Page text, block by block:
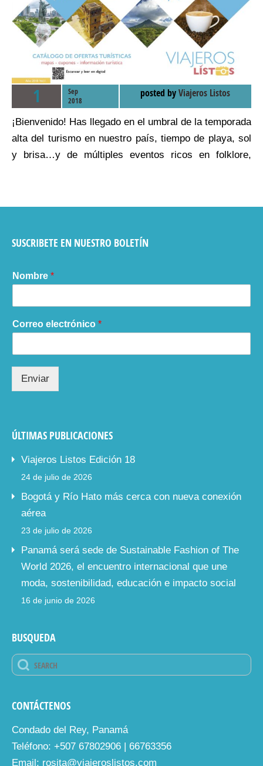
1
Sep
2018
posted byViajeros Listos
¡Bienvenido! Has llegado en el umbral de la temporada
alta del turismo en nuestro país, tiempo de playa, sol
y brisa…y de múltiples eventos ricos en folklore,
SUSCRIBETE EN NUESTRO BOLETÍN
Nombre *
Correo electrónico *
Enviar
ÚLTIMAS PUBLICACIONES
Viajeros Listos Edición 18
24 de julio de 2026
Bogotá y Río Hato más cerca con nueva conexión
aérea
23 de julio de 2026
Panamá será sede de Sustainable Fashion of The
World 2026, el encuentro internacional que une
moda, sostenibilidad, educación e impacto social
16 de junio de 2026
BUSQUEDA
CONTÁCTENOS
Condado del Rey, Panamá
Teléfono: +507 67802906 | 66763356
Email: rosita@viajeroslistos.com